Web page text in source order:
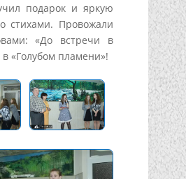
подарок и яркую
стихами. Провожали
«До встречи в
«Голубом пламени»!